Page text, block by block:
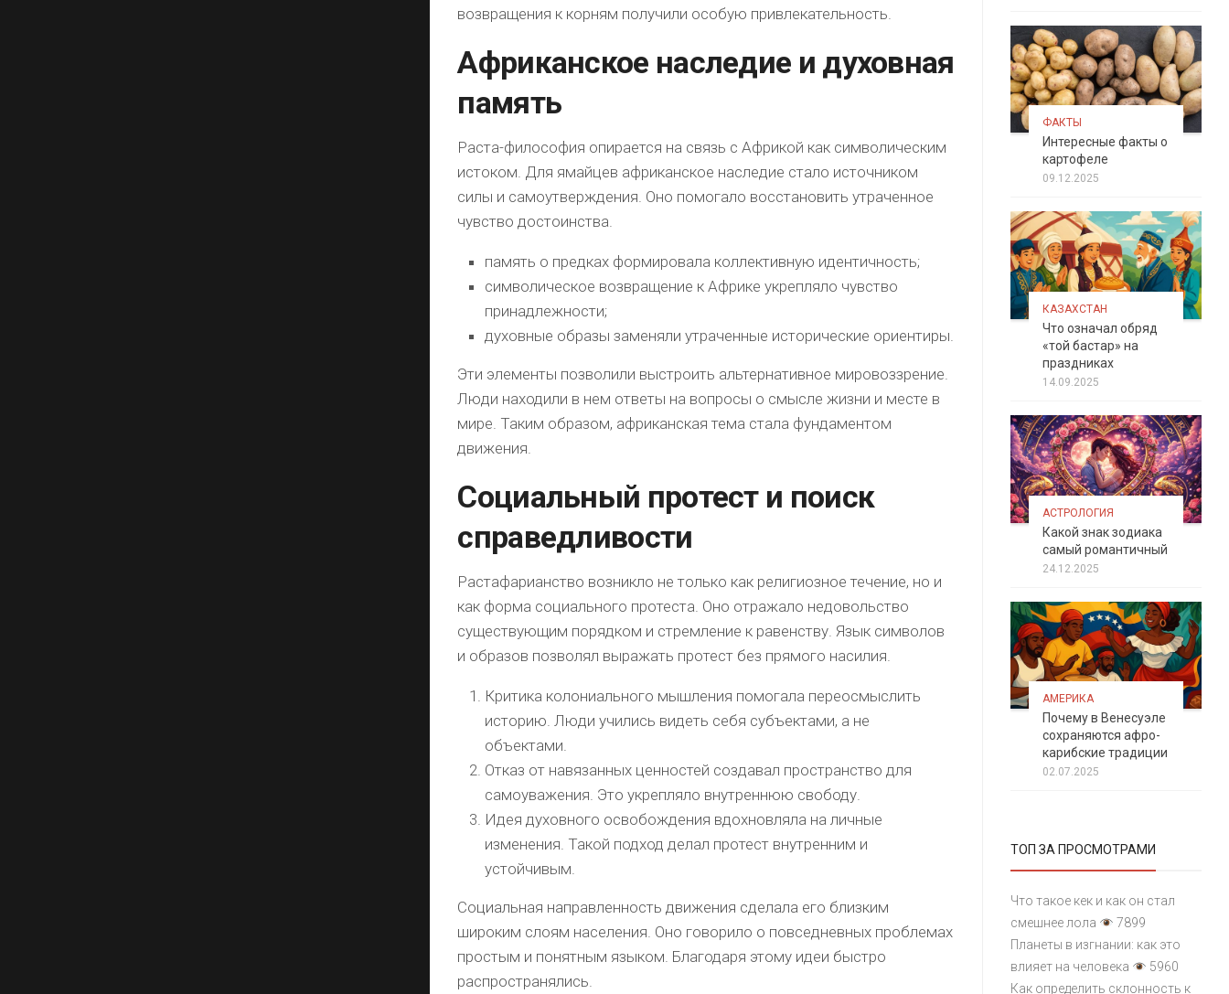
возвращения к корням получили особую привлекательность.
Африканское наследие и духовная
память
Раста-философия опирается на связь с Африкой как символическим
истоком. Для ямайцев африканское наследие стало источником
силы и самоутверждения. Оно помогало восстановить утраченное
чувство достоинства.
память о предках формировала коллективную идентичность;
символическое возвращение к Африке укрепляло чувство
принадлежности;
духовные образы заменяли утраченные исторические ориентиры.
Эти элементы позволили выстроить альтернативное мировоззрение.
Люди находили в нем ответы на вопросы о смысле жизни и месте в
мире. Таким образом, африканская тема стала фундаментом
движения.
Социальный протест и поиск
справедливости
Растафарианство возникло не только как религиозное течение, но и
как форма социального протеста. Оно отражало недовольство
существующим порядком и стремление к равенству. Язык символов
и образов позволял выражать протест без прямого насилия.
Критика колониального мышления помогала переосмыслить
историю. Люди учились видеть себя субъектами, а не
объектами.
Отказ от навязанных ценностей создавал пространство для
самоуважения. Это укрепляло внутреннюю свободу.
Идея духовного освобождения вдохновляла на личные
изменения. Такой подход делал протест внутренним и
устойчивым.
Социальная направленность движения сделала его близким
широким слоям населения. Оно говорило о повседневных проблемах
простым и понятным языком. Благодаря этому идеи быстро
распространялись.
ФАКТЫ
Интересные факты о
картофеле
09.12.2025
КАЗАХСТАН
Что означал обряд
«той бастар» на
праздниках
14.09.2025
АСТРОЛОГИЯ
Какой знак зодиака
самый романтичный
24.12.2025
АМЕРИКА
Почему в Венесуэле
сохраняются афро-
карибские традиции
02.07.2025
ТОП ЗА ПРОСМОТРАМИ
Что такое кек и как он стал
смешнее лола
7899
Планеты в изгнании: как это
влияет на человека
5960
Как определить склонность к